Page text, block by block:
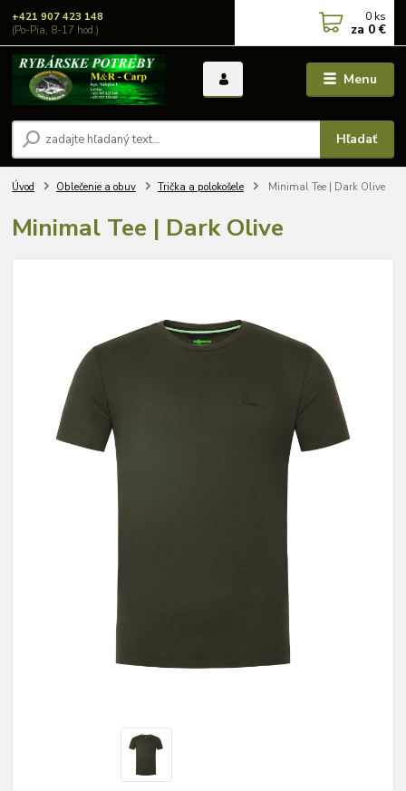
Menu
Hľadať
+421 907 423 148
(Po-Pia, 8-17 hod.)
0 ks
za 0 €
Úvod Oblečenie a obuv Trička a polokošele Minimal Tee | Dark Olive
Minimal Tee | Dark Olive